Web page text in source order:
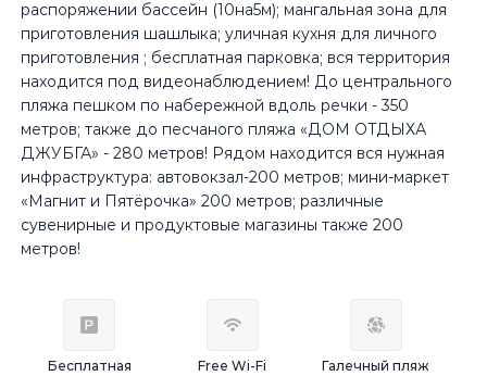
распоряжении бассейн (10на5м); мангальная зона для
приготовления шашлыка; уличная кухня для личного
приготовления ; бесплатная парковка; вся территория
находится под видеонаблюдением! До центрального
пляжа пешком по набережной вдоль речки - 350
метров; также до песчаного пляжа «ДОМ ОТДЫХА
ДЖУБГА» - 280 метров! Рядом находится вся нужная
инфраструктура: автовокзал-200 метров; мини-маркет
«Магнит и Пятёрочка» 200 метров; различные
сувенирные и продуктовые магазины также 200
метров!
Бесплатная
Free Wi-Fi Галечный пляж